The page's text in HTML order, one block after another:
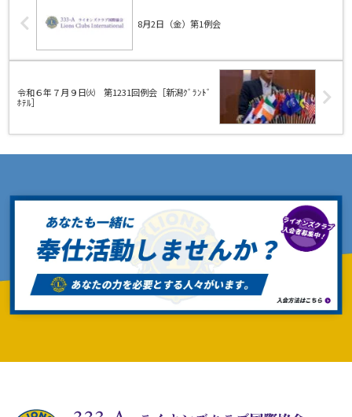
8月2日（金）第1例会
令和６年７月９日㈫ 第1231回例会［新潟ｸﾞﾗﾝﾄﾞ
ﾎﾃﾙ］